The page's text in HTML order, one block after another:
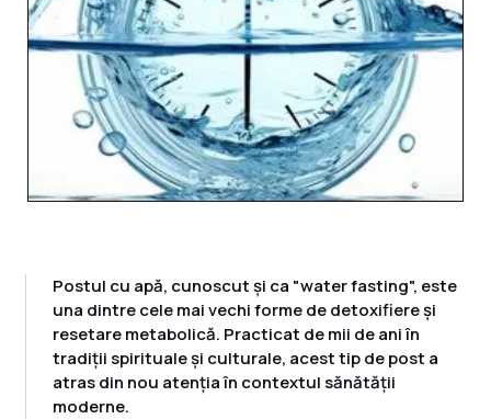
Postul cu apă, cunoscut și ca "water fasting", este
una dintre cele mai vechi forme de detoxifiere și
resetare metabolică. Practicat de mii de ani în
tradiții spirituale și culturale, acest tip de post a
atras din nou atenția în contextul sănătății
moderne.